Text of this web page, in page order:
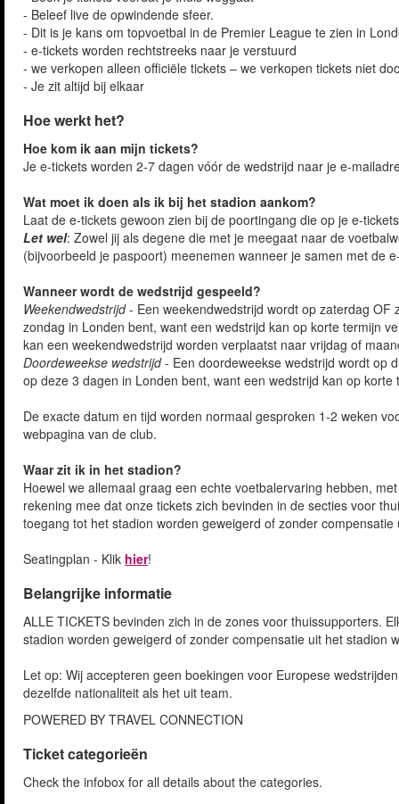
- Beleef live de opwindende sfeer.
- Dit is je kans om topvoetbal in de Premier League te zien in
- e-tickets worden rechtstreeks naar je verstuurd
- we verkopen alleen officiële tickets – we verkopen tickets niet
- Je zit altijd bij elkaar
Hoe werkt het?
Hoe kom ik aan mijn tickets?
Je e-tickets worden 2-7 dagen vóór de wedstrijd naar je e-
Wat moet ik doen als ik bij het stadion aankom?
Laat de e-tickets gewoon zien bij de poortingang die op je e-
Let wel: Zowel jij als degene die met je meegaat naar de
(bijvoorbeeld je paspoort) meenemen wanneer je samen met de
Wanneer wordt de wedstrijd gespeeld?
Weekendwedstrijd- Een weekendwedstrijd wordt op zaterdag OF
zondag in Londen bent, want een wedstrijd kan op korte termijn
kan een weekendwedstrijd worden verplaatst naar vrijdag of
Doordeweekse wedstrijd- Een doordeweekse wedstrijd wordt op
op deze 3 dagen in Londen bent, want een wedstrijd kan op
De exacte datum en tijd worden normaal gesproken 1-2 weken
webpagina van de club.
Waar zit ik in het stadion?
Hoewel we allemaal graag een echte voetbalervaring hebben,
rekening mee dat onze tickets zich bevinden in de secties voor
toegang tot het stadion worden geweigerd of zonder
Seatingplan - Klik hier!
Belangrijke informatie
ALLE TICKETS bevinden zich in de zones voor thuissupporters.
stadion worden geweigerd of zonder compensatie uit het stadion
Let op: Wij accepteren geen boekingen voor Europese
dezelfde nationaliteit als het uit team.
POWERED BY TRAVEL CONNECTION
Ticket categorieën
Check the infobox for all details about the categories.